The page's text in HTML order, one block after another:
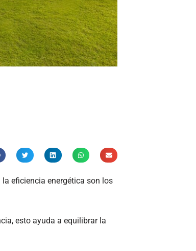
la eficiencia energética son los
esto ayuda a equilibrar la